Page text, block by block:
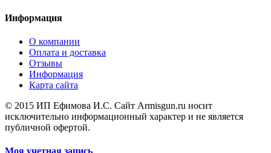
Информация
О компании
Оплата и доставка
Отзывы
Информация
Карта сайта
© 2015 ИП Ефимова И.С. Сайт Armisgun.ru носит
исключительно информационный характер и не является
публичной офертой.